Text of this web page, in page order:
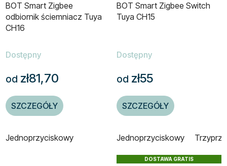
BOT Smart Zigbee
odbiornik ściemniacz Tuya
CH16
Dostępny
od zł81,70
SZCZEGÓŁY
Jednoprzyciskowy
BOT Smart Zigbee Switch
Tuya CH15
Dostępny
od zł55
SZCZEGÓŁY
Jednoprzyciskowy
DOSTAWA GRATIS